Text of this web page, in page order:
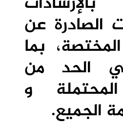
الصادرة عن
بما
الحد من
و
الجميع.